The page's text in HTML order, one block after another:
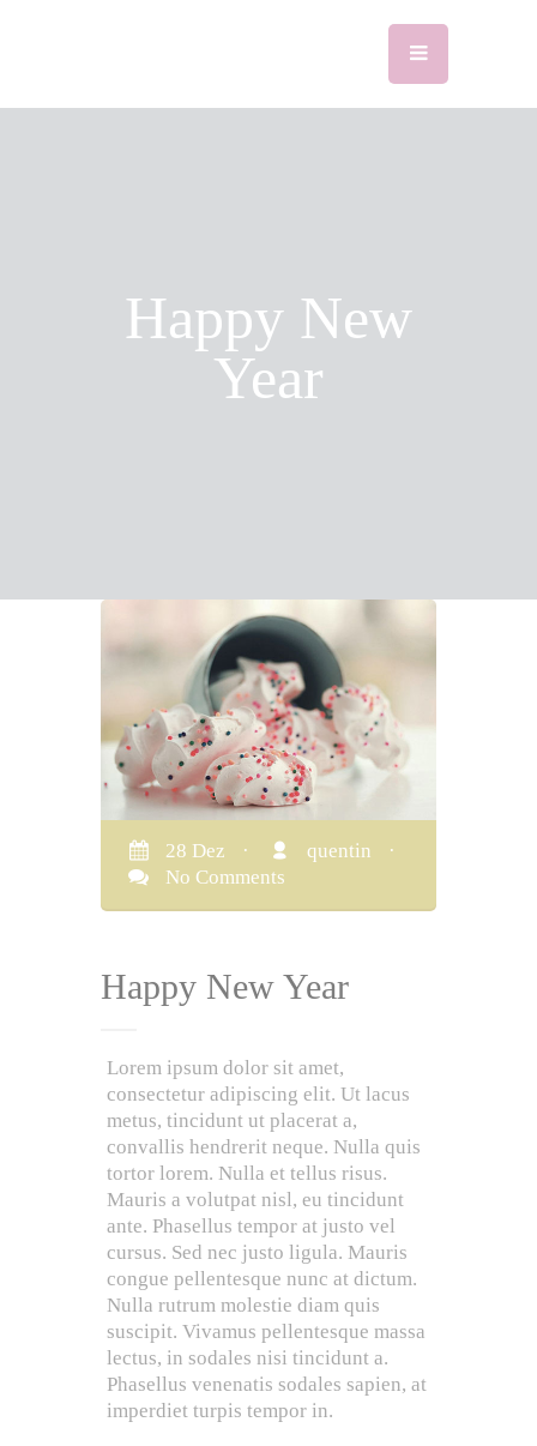
Happy New
Year
28 Dez · quentin
·
No Comments
Happy New Year
Lorem ipsum dolor sit amet,
consectetur adipiscing elit. Ut lacus
metus, tincidunt ut placerat a,
convallis hendrerit neque. Nulla quis
tortor lorem. Nulla et tellus risus.
Mauris a volutpat nisl, eu tincidunt
ante. Phasellus tempor at justo vel
cursus. Sed nec justo ligula. Mauris
congue pellentesque nunc at dictum.
Nulla rutrum molestie diam quis
suscipit. Vivamus pellentesque massa
lectus, in sodales nisi tincidunt a.
Phasellus venenatis sodales sapien, at
imperdiet turpis tempor in.